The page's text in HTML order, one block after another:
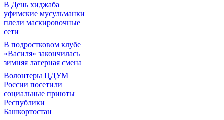
В День хиджаба
уфимские мусульманки
плели маскировочные
сети
В подростковом клубе
«Василя» закончилась
зимняя лагерная смена
Волонтеры ЦДУМ
России посетили
социальные приюты
Республики
Башкортостан